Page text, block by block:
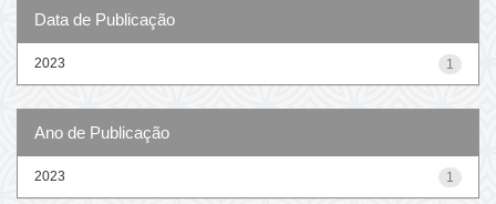
Data de Publicação
1
2023
Ano de Publicação
1
2023